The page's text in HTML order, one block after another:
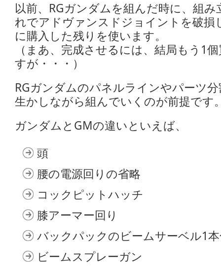
以前、RGガンダムを組んだ時に、組
れでアドヴァンスドジョイントを破損
に購入した残りを使います。
（まあ、完成させるには、結局もう1
すが・・・）
RGガンダムのパネルラインやパーツ
生かしながら組んでいくのが前提です
ガンダムとGMの違いといえば、
頭
腰の電源回りの省略
コックピットハッチ
膝アーマー回り
バックパックのビームサーベル1
ビームスプレーガン